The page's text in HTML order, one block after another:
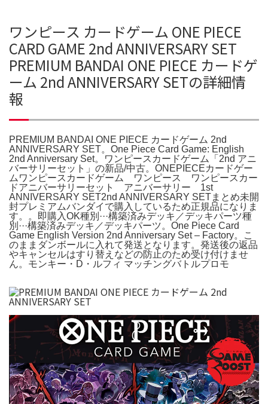
ワンピース カードゲーム ONE PIECE
CARD GAME 2nd ANNIVERSARY SET
PREMIUM BANDAI ONE PIECE カードゲ
ーム 2nd ANNIVERSARY SETの詳細情
報
PREMIUM BANDAI ONE PIECE カードゲーム 2nd
ANNIVERSARY SET。One Piece Card Game: English
2nd Anniversary Set。ワンピースカードゲーム「2nd アニ
バーサリーセット」の新品/中古。ONEPIECEカードゲー
ムワンピースカードゲーム ワンピース ワンピースカー
ドアニバーサリーセット アニバーサリー 1st
ANNIVERSARY SET2nd ANNIVERSARY SETまとめ未開
封プレミアムバンダイで購入しているため正規品になりま
す。。即購入OK種別···構築済みデッキ／デッキパーツ種
別···構築済みデッキ／デッキパーツ。One Piece Card
Game English Version 2nd Anniversary Set – Factory。こ
のままダンボールに入れて発送となります。発送後の返品
やキャンセルはすり替えなどの防止のため受け付けませ
ん。モンキー・D・ルフィ マッチングバトルプロモ